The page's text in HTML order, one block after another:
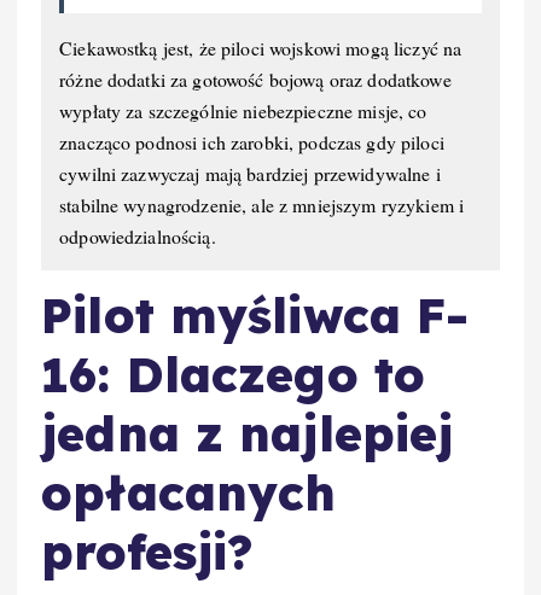
Ciekawostką jest, że piloci wojskowi mogą liczyć na
różne dodatki za gotowość bojową oraz dodatkowe
wypłaty za szczególnie niebezpieczne misje, co
znacząco podnosi ich zarobki, podczas gdy piloci
cywilni zazwyczaj mają bardziej przewidywalne i
stabilne wynagrodzenie, ale z mniejszym ryzykiem i
odpowiedzialnością.
Pilot myśliwca F-
16: Dlaczego to
jedna z najlepiej
opłacanych
profesji?